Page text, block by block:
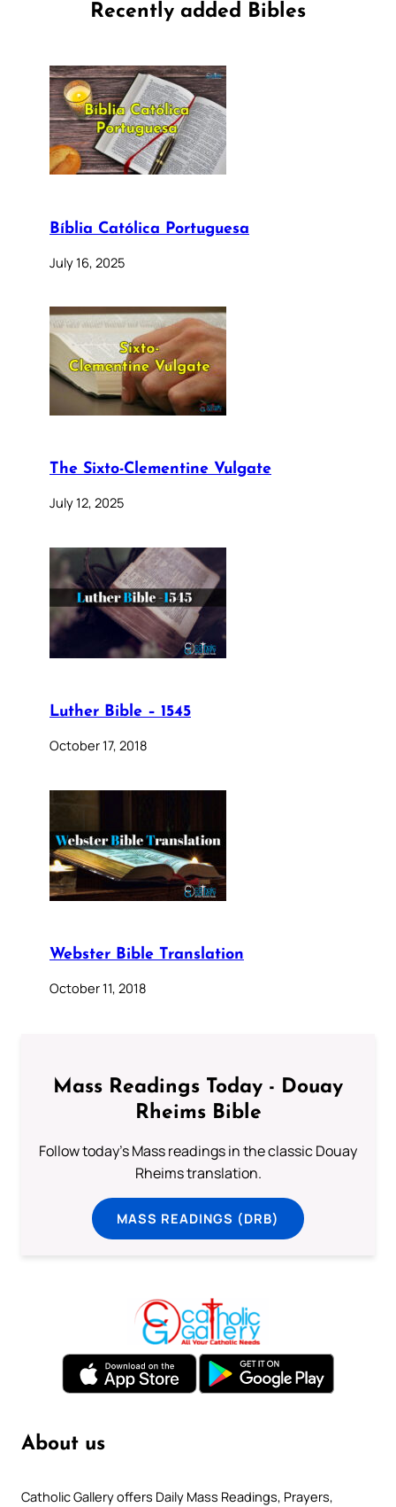
Recently added Bibles
Bíblia Católica Portuguesa
July 16, 2025
The Sixto-Clementine Vulgate
July 12, 2025
Luther Bible – 1545
October 17, 2018
Webster Bible Translation
October 11, 2018
Mass Readings Today - Douay
Rheims Bible
Follow today's Mass readings in the classic Douay
Rheims translation.
MASS READINGS (DRB)
About us
Catholic Gallery offers Daily Mass Readings, Prayers,